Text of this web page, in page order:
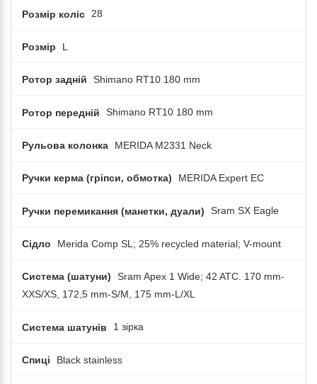
Розмір коліс 28
Розмір L
Ротор задній Shimano RT10 180 mm
Ротор передній Shimano RT10 180 mm
Рульова колонка MERIDA M2331 Neck
Ручки керма (гріпси, обмотка) MERIDA Expert EC
Ручки перемикання (манетки, дуали) Sram SX Eagle
Сідло Merida Comp SL; 25% recycled material; V-mount
Система (шатуни)
Sram Apex 1 Wide; 42 ATC. 170 mm-
XXS/XS, 172,5 mm-S/M, 175 mm-L/XL
Система шатунів 1 зірка
Спиці Black stainless